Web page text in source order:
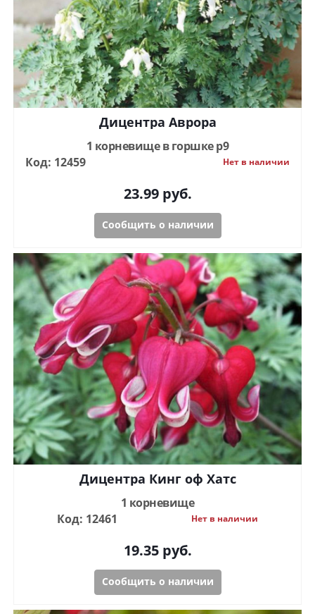
Дицентра Аврора
1 корневище в горшке р9
Код: 12459
Нет в наличии
23.99руб.
Сообщить о наличии
Дицентра Кинг оф Хатс
1 корневище
Код: 12461
Нет в наличии
19.35руб.
Сообщить о наличии